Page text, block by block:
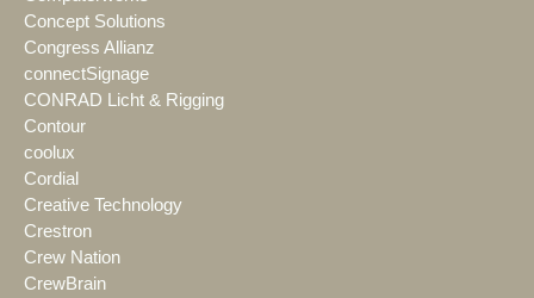
Concept Solutions
Congress Allianz
connectSignage
CONRAD Licht & Rigging
Contour
coolux
Cordial
Creative Technology
Crestron
Crew Nation
CrewBrain